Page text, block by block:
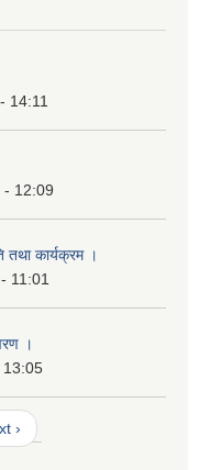
14:11
- 12:09
तथा कार्यक्रम ।
11:01
।
13:05
›